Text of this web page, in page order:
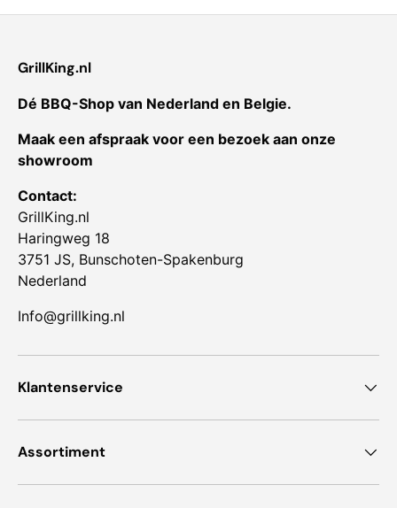
GrillKing.nl
Dé BBQ-Shop van Nederland en Belgie.
Maak een afspraak voor een bezoek aan onze
showroom
Contact:
GrillKing.nl
Haringweg 18
3751 JS, Bunschoten-Spakenburg
Nederland
Info@grillking.nl
Klantenservice
Assortiment